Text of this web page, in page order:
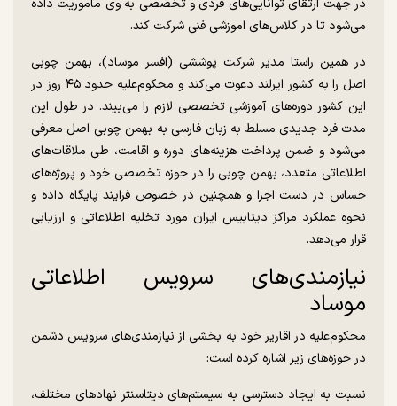
در جهت ارتقای توانایی‌های فردی و تخصصی به وی ماموریت داده
می‌شود تا در کلاس‌های اموزشی فنی شرکت کند.
در همین راستا مدیر شرکت پوششی (افسر موساد)، بهمن چوبی
اصل را به کشور ایرلند دعوت می‌کند و محکوم‌علیه حدود ۴۵ روز در
این کشور دوره‌های آموزشی تخصصی لازم را می‌بیند. در طول این
مدت فرد جدیدی مسلط به زبان فارسی به بهمن چوبی اصل معرفی
می‌شود و ضمن پرداخت هزینه‌های دور‌ه و اقامت، طی ملاقات‌های
اطلاعاتی متعدد، بهمن چوبی را در حوزه تخصصی خود و پروژه‌های
حساس در دست اجرا و همچنین در خصوص فرایند پایگاه داده و
نحوه عملکرد مراکز دیتابیس ایران مورد تخلیه اطلاعاتی و ارزیابی
قرار می‌دهد.
نیازمندی‌های سرویس اطلاعاتی
موساد
محکوم‌علیه در اقاریر خود به بخشی از نیازمندی‌های سرویس دشمن
در حوزه‌های زیر اشاره کرده است:
نسبت به ایجاد دسترسی به سیستم‌های دیتاسنتر نهاد‌های مختلف،